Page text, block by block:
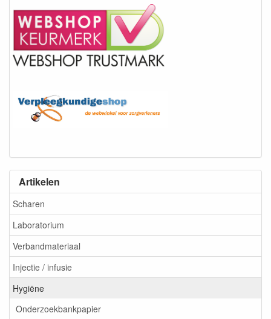
Artikelen
Scharen
Laboratorium
Verbandmateriaal
Injectie / infusie
Hygiëne
Onderzoekbankpapier